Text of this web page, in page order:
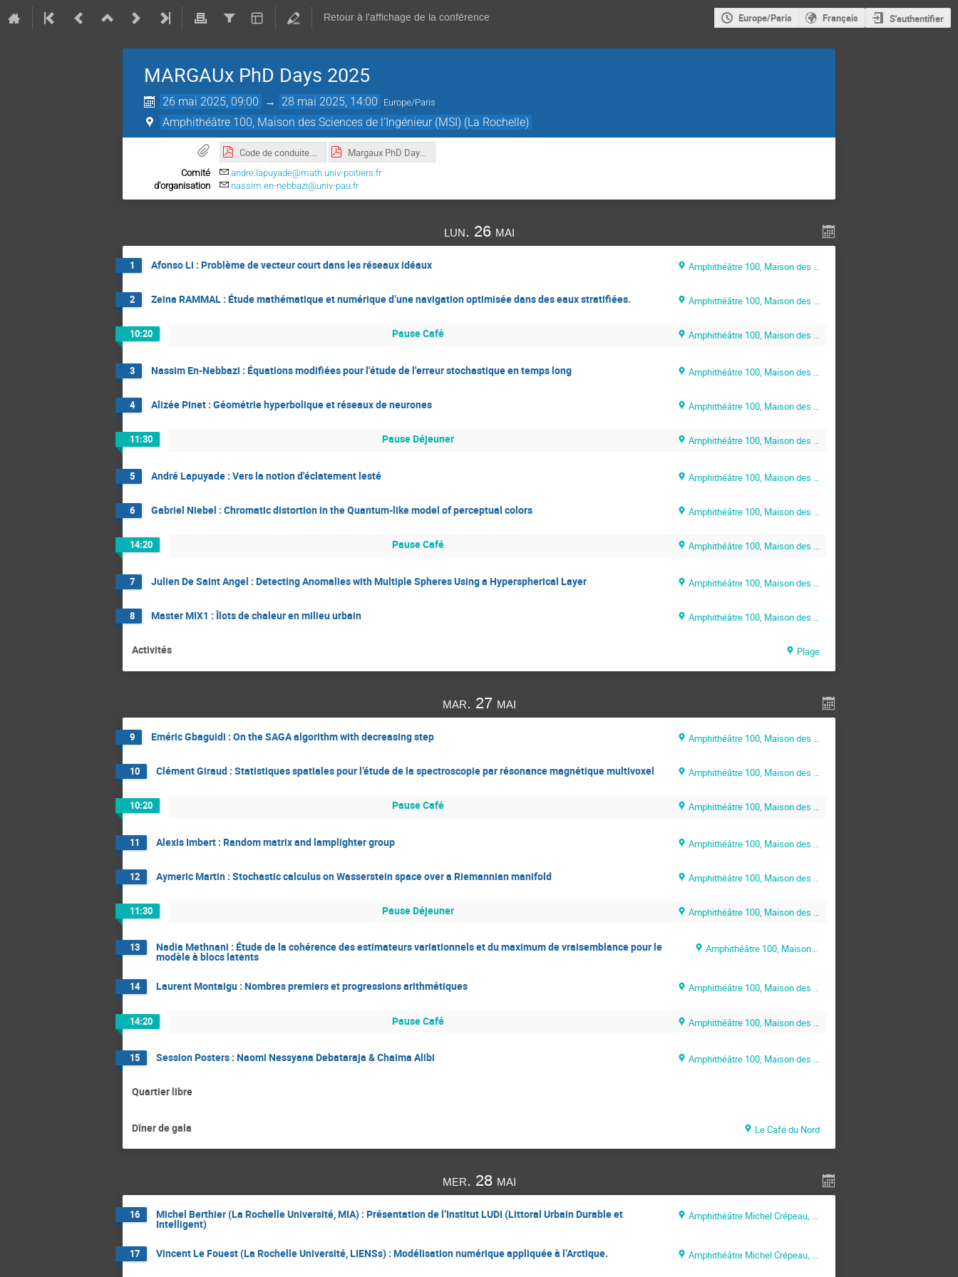
Retour à l'affichage de la conférence Europe/Paris Français S'authentifier
MARGAUx PhD Days 2025
26 mai 2025, 09:00 → 28 mai 2025, 14:00 Europe/Paris
Amphithéâtre 100, Maison des Sciences de l’Ingénieur (MSI) (La Rochelle)
Code de conduite.pdf Margaux PhD Days 2025.pdf
Comité
d'organisation
andre.lapuyade@math.univ-poitiers.fr
nassim.en-nebbazi@univ-pau.fr
lun. 26 mai
1 Afonso Li : Problème de vecteur court dans les réseaux idéaux Amphithéâtre 100, Maison des Sciences de l’Ingénieur (MSI)
2 Zeina RAMMAL : Étude mathématique et numérique d’une navigation optimisée dans des eaux stratifiées. Amphithéâtre 100, Maison des Sciences de l’Ingénieur (MSI)
10:20 Pause Café Amphithéâtre 100, Maison des Sciences de l’Ingénieur (MSI)
3 Nassim En-Nebbazi : Équations modifiées pour l'étude de l'erreur stochastique en temps long Amphithéâtre 100, Maison des Sciences de l’Ingénieur (MSI)
4 Alizée Pinet : Géométrie hyperbolique et réseaux de neurones Amphithéâtre 100, Maison des Sciences de l’Ingénieur (MSI)
11:30 Pause Déjeuner Amphithéâtre 100, Maison des Sciences de l’Ingénieur (MSI)
5 André Lapuyade : Vers la notion d'éclatement lesté Amphithéâtre 100, Maison des Sciences de l’Ingénieur (MSI)
6 Gabriel Niebel : Chromatic distortion in the Quantum-like model of perceptual colors Amphithéâtre 100, Maison des Sciences de l’Ingénieur (MSI)
14:20 Pause Café Amphithéâtre 100, Maison des Sciences de l’Ingénieur (MSI)
7 Julien De Saint Angel : Detecting Anomalies with Multiple Spheres Using a Hyperspherical Layer Amphithéâtre 100, Maison des Sciences de l’Ingénieur (MSI)
8 Master MIX1 : Îlots de chaleur en milieu urbain Amphithéâtre 100, Maison des Sciences de l’Ingénieur (MSI)
Activités Plage
mar. 27 mai
9 Eméric Gbaguidi : On the SAGA algorithm with decreasing step Amphithéâtre 100, Maison des Sciences de l’Ingénieur (MSI)
10 Clément Giraud : Statistiques spatiales pour l’étude de la spectroscopie par résonance magnétique multivoxel Amphithéâtre 100, Maison des Sciences de l’Ingénieur (MSI)
10:20 Pause Café Amphithéâtre 100, Maison des Sciences de l’Ingénieur (MSI)
11 Alexis Imbert : Random matrix and lamplighter group Amphithéâtre 100, Maison des Sciences de l’Ingénieur (MSI)
12 Aymeric Martin : Stochastic calculus on Wasserstein space over a Riemannian manifold Amphithéâtre 100, Maison des Sciences de l’Ingénieur (MSI)
11:30 Pause Déjeuner Amphithéâtre 100, Maison des Sciences de l’Ingénieur (MSI)
13 Nadia Methnani : Étude de la cohérence des estimateurs variationnels et du maximum de vraisemblance pour le
modèle à blocs latents
Amphithéâtre 100, Maison des Sciences de l’Ingénieur (MSI)
14 Laurent Montaigu : Nombres premiers et progressions arithmétiques Amphithéâtre 100, Maison des Sciences de l’Ingénieur (MSI)
14:20 Pause Café Amphithéâtre 100, Maison des Sciences de l’Ingénieur (MSI)
15 Session Posters : Naomi Nessyana Debataraja & Chaima Alibi Amphithéâtre 100, Maison des Sciences de l’Ingénieur (MSI)
Quartier libre
Dîner de gala Le Café du Nord
mer. 28 mai
16 Michel Berthier (La Rochelle Université, MIA) : Présentation de l’Institut LUDI (Littoral Urbain Durable et
Intelligent)
Amphithéâtre Michel Crépeau, Pôle Communication (La Rochelle )
17 Vincent Le Fouest (La Rochelle Université, LIENSs) : Modélisation numérique appliquée à l’Arctique. Amphithéâtre Michel Crépeau, Pôle Communication